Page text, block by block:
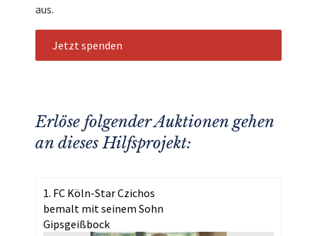
aus.
Jetzt spenden
Erlöse folgender Auktionen gehen
an dieses Hilfsprojekt:
1. FC Köln-Star Czichos
bemalt mit seinem Sohn
Gipsgeißbock